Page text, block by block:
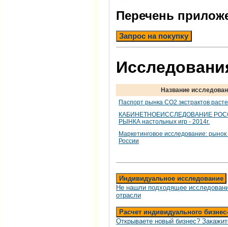
Перечень
Запрос на покупку
Название
Паспорт рынка СО2 экстрактов
КАБИНЕТНОЕИССЛЕДОВАНИЕ
РЫНКА настольных игр - 2014г.
Маркетинговое исследование:
России
Индивидуальное исследование
Не нашли подходящее
отрасли
Расчет индивидуального
Открываете новый бизнес?